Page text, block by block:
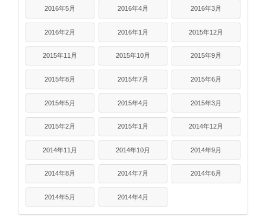
2016年5月 2016年4月 2016年3月
2016年2月 2016年1月 2015年12月
2015年11月 2015年10月 2015年9月
2015年8月 2015年7月 2015年6月
2015年5月 2015年4月 2015年3月
2015年2月 2015年1月 2014年12月
2014年11月 2014年10月 2014年9月
2014年8月 2014年7月 2014年6月
2014年5月 2014年4月